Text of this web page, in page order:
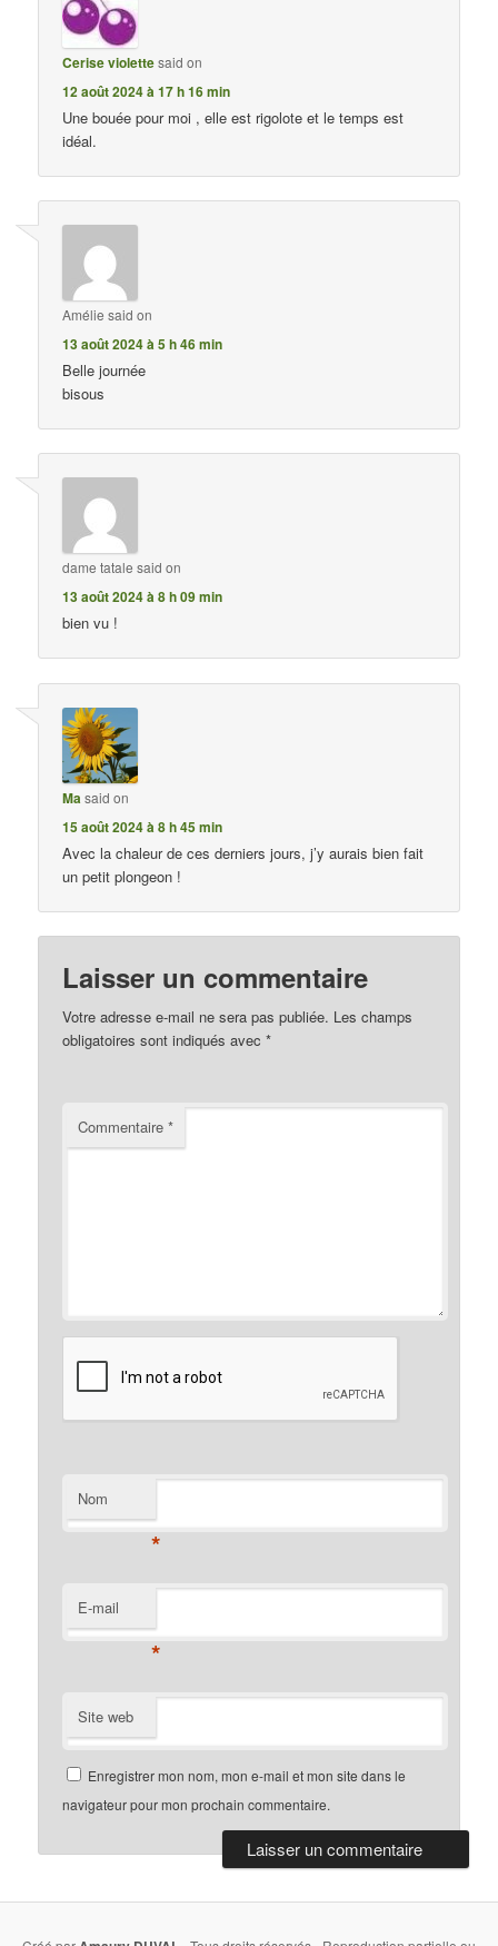
Cerise violettesaid on
12 août 2024 à 17 h 16 min
Une bouée pour moi , elle est rigolote et le temps est
idéal.
Amélie said on
13 août 2024 à 5 h 46 min
Belle journée
bisous
dame tatale said on
13 août 2024 à 8 h 09 min
bien vu !
Masaid on
15 août 2024 à 8 h 45 min
Avec la chaleur de ces derniers jours, j’y aurais bien fait
un petit plongeon !
Laisser un commentaire
Votre adresse e-mail ne sera pas publiée. Les champs
obligatoires sont indiqués avec*
Commentaire*
Nom
*
E-mail
*
Site web
Enregistrer mon nom, mon e-mail et mon site dans le
navigateur pour mon prochain commentaire.